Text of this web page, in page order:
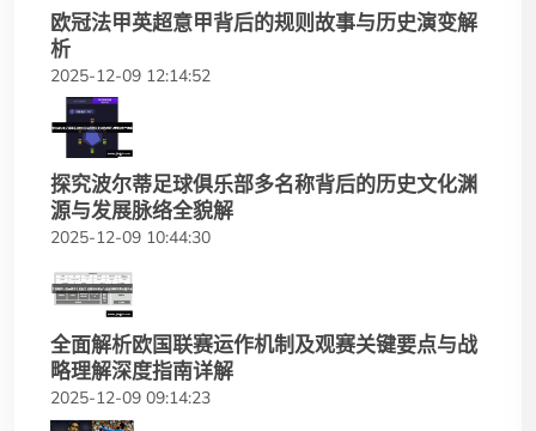
欧冠法甲英超意甲背后的规则故事与历史演变解
析
2025-12-09 12:14:52
探究波尔蒂足球俱乐部多名称背后的历史文化渊
源与发展脉络全貌解
2025-12-09 10:44:30
全面解析欧国联赛运作机制及观赛关键要点与战
略理解深度指南详解
2025-12-09 09:14:23